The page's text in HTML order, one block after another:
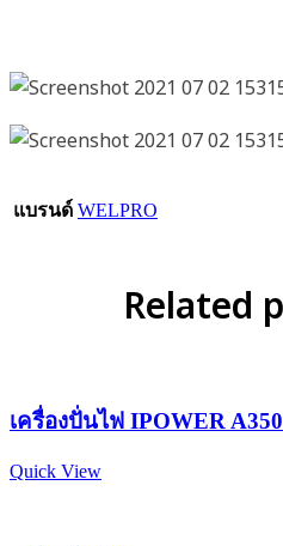
แบรนด์ WELPRO
Related
เครื่องปั่นไฟ IPOWER
Quick View